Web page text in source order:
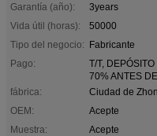
Garantía (año):
3years
Vida útil (horas):
50000
Tipo del negocio: Fabricante
Pago:
T/T,
70% ANTES
fábrica:
Ciudad de
OEM:
Acepte
Muestra:
Acepte